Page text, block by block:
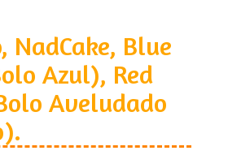
NadCake, Blue
Azul), Red
Aveludado